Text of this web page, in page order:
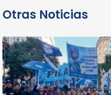
Otras Noticias